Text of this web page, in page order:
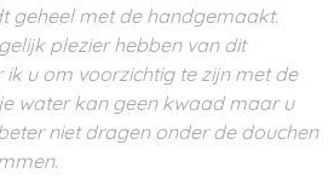
geheel met de handgemaakt.
plezier hebben van dit
ik u om voorzichtig te zijn met de
water kan geen kwaad maar u
niet dragen onder de douchen